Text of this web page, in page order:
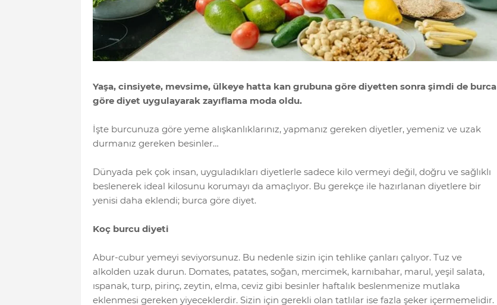
Yaşa, cinsiyete, mevsime, ülkeye hatta kan grubuna göre diyetten sonra şimdi de burca
göre diyet uygulayarak zayıflama moda oldu.
İşte burcunuza göre yeme alışkanlıklarınız, yapmanız gereken diyetler, yemeniz ve uzak
durmanız gereken besinler…
Dünyada pek çok insan, uyguladıkları diyetlerle sadece kilo vermeyi değil, doğru ve sağlıklı
beslenerek ideal kilosunu korumayı da amaçlıyor. Bu gerekçe ile hazırlanan diyetlere bir
yenisi daha eklendi; burca göre diyet.
Koç burcu diyeti
Abur-cubur yemeyi seviyorsunuz. Bu nedenle sizin için tehlike çanları çalıyor. Tuz ve
alkolden uzak durun. Domates, patates, soğan, mercimek, karnıbahar, marul, yeşil salata,
ıspanak, turp, pirinç, zeytin, elma, ceviz gibi besinler haftalık beslenmenize mutlaka
eklenmesi gereken yiyeceklerdir. Sizin için gerekli olan tatlılar ise fazla şeker içermemelidir.